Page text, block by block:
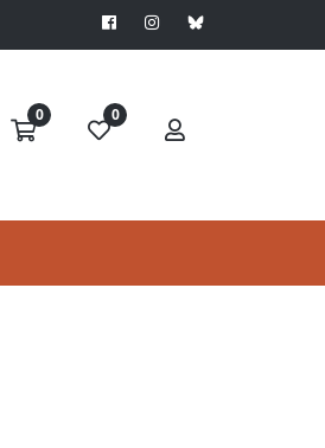
0 0